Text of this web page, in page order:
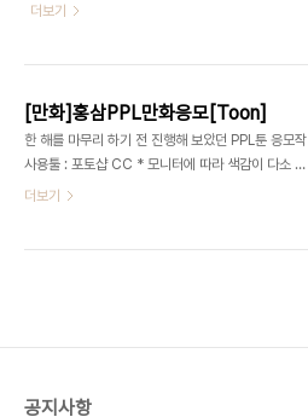
서 구입했습니다. 웹툰이나 일러스트 정도로 활용하
립스튜디오를 구입해서 사용하는 것도 좋습니다.
더보기
[만화]홍삼PPL만화응모[Toon]
한 해를 마무리 하기 전 진행해 보았던 PPL툰 응모작
사용툴 : 포토샵 CC * 모니터에 따라 색감이 다소 어
둡게 보일 수도 있습니다.
더보기
공지사항